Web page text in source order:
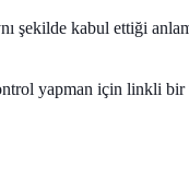
şekilde kabul ettiği
yapman için linkli